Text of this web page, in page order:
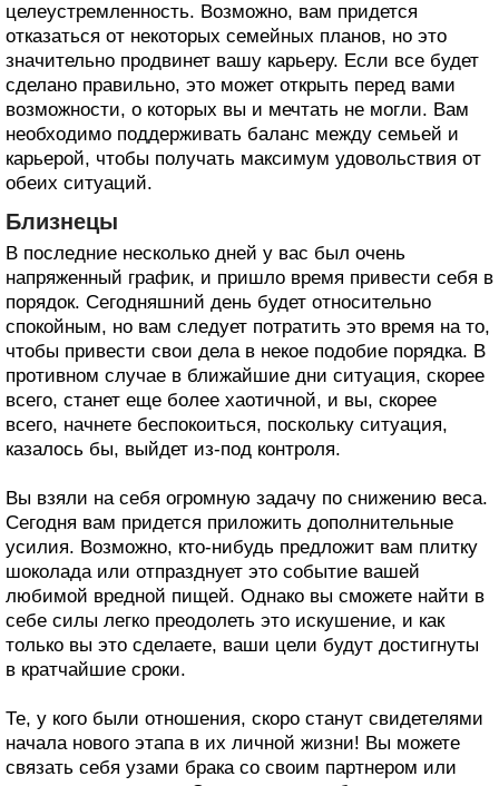
целеустремленность. Возможно, вам придется
отказаться от некоторых семейных планов, но это
значительно продвинет вашу карьеру. Если все будет
сделано правильно, это может открыть перед вами
возможности, о которых вы и мечтать не могли. Вам
необходимо поддерживать баланс между семьей и
карьерой, чтобы получать максимум удовольствия от
обеих ситуаций.
Близнецы
В последние несколько дней у вас был очень
напряженный график, и пришло время привести себя в
порядок. Сегодняшний день будет относительно
спокойным, но вам следует потратить это время на то,
чтобы привести свои дела в некое подобие порядка. В
противном случае в ближайшие дни ситуация, скорее
всего, станет еще более хаотичной, и вы, скорее
всего, начнете беспокоиться, поскольку ситуация,
казалось бы, выйдет из-под контроля.
Вы взяли на себя огромную задачу по снижению веса.
Сегодня вам придется приложить дополнительные
усилия. Возможно, кто-нибудь предложит вам плитку
шоколада или отпразднует это событие вашей
любимой вредной пищей. Однако вы сможете найти в
себе силы легко преодолеть это искушение, и как
только вы это сделаете, ваши цели будут достигнуты
в кратчайшие сроки.
Те, у кого были отношения, скоро станут свидетелями
начала нового этапа в их личной жизни! Вы можете
связать себя узами брака со своим партнером или